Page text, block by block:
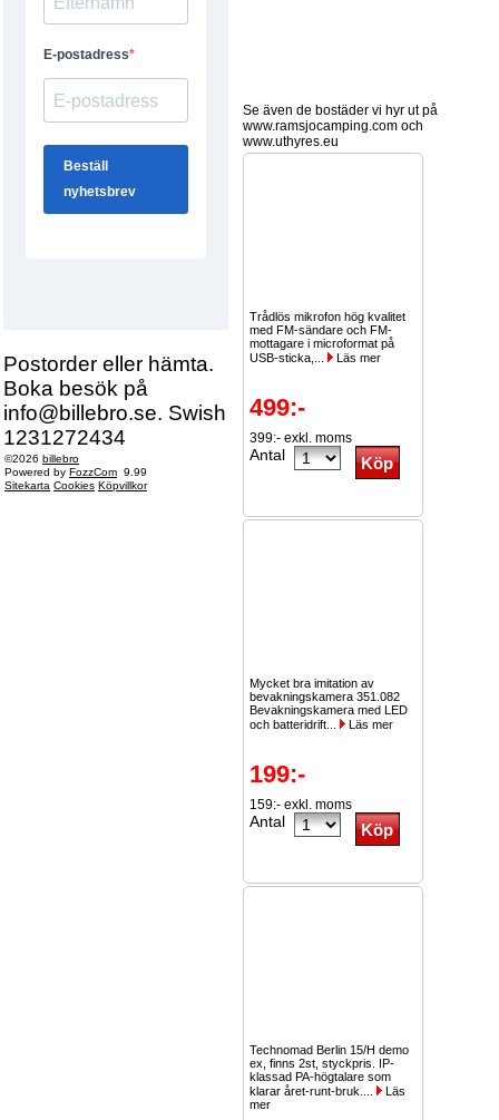
Postorder eller hämta.
Boka besök på
info@billebro.se. Swish
1231272434
©2026 billebro
Powered by FozzCom 9.99
Sitekarta Cookies Köpvillkor
Se även de bostäder vi hyr ut på
www.ramsjocamping.com och
www.uthyres.eu
Trådlös mikrofon hög kvalitet
med FM-sändare och FM-
mottagare i microformat på
USB-sticka,...
Läs mer
499:-
399:- exkl. moms
Antal
Mycket bra imitation av
bevakningskamera 351.082
Bevakningskamera med LED
och batteridrift...
Läs mer
199:-
159:- exkl. moms
Antal
Technomad Berlin 15/H demo
ex, finns 2st, styckpris. IP-
klassad PA-högtalare som
klarar året-runt-bruk....
Läs
mer